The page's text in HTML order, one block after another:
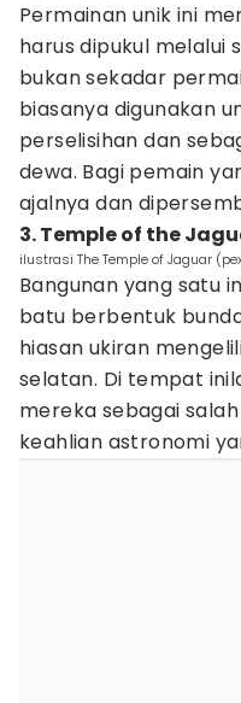
Permainan unik ini
harus dipukul melalui
bukan sekadar
biasanya digunakan
perselisihan dan
dewa. Bagi pemain
ajalnya dan
3. Temple of the
ilustrasi The Temple of Jaguar
Bangunan yang satu
batu berbentuk
hiasan ukiran
selatan. Di tempat
mereka sebagai
keahlian astronomi